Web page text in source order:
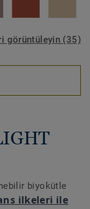
görüntüleyin (35)
biyokütle
ilkeleri ile